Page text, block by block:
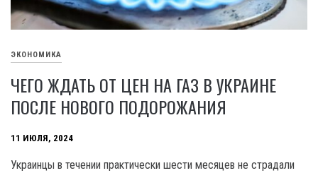
ЭКОНОМИКА
ЧЕГО ЖДАТЬ ОТ ЦЕН НА ГАЗ В УКРАИНЕ
ПОСЛЕ НОВОГО ПОДОРОЖАНИЯ
11 ИЮЛЯ, 2024
Украинцы в течении практически шести месяцев не страдали